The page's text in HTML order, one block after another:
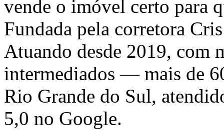
vende o imóvel certo para
Fundada pela corretora
Atuando desde 2019, com
intermediados — mais de
Rio Grande do Sul,
5,0 no Google.